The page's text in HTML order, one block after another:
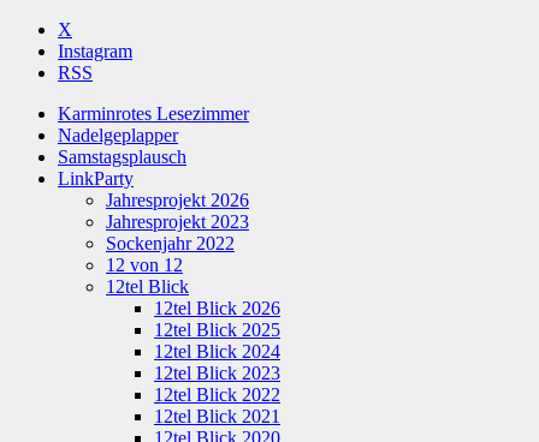
X
Instagram
RSS
Karminrotes Lesezimmer
Nadelgeplapper
Samstagsplausch
LinkParty
Jahresprojekt 2026
Jahresprojekt 2023
Sockenjahr 2022
12 von 12
12tel Blick
12tel Blick 2026
12tel Blick 2025
12tel Blick 2024
12tel Blick 2023
12tel Blick 2022
12tel Blick 2021
12tel Blick 2020